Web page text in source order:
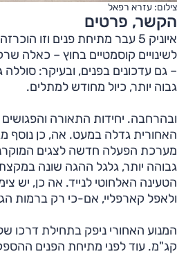
צילום: עזרא רפאל
הקשר, פרטים
לשינויים קוסמטיים בחוץ – כאלה שרק
– גם עדכונים בפנים, ובעיקר: סוללה
גבוה יותר, כיול מחודש למתלים.
ובהרחבה. יחידות התאורה והפגושים
האחורית גדלה במעט. אה, כן נוסף
מערכת הפעלה חדשה לצגים המוקרנים
גבוהה יותר, גלגל ההגה שונה
הטעינה האלחוטי לנייד. אה כן, יש
ולאפל קארפליי, אם-כי רק ברמות